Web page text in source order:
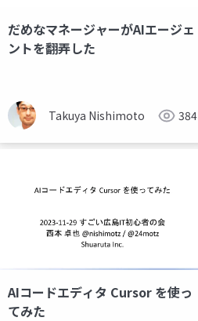
だめなマネージャーがAIエージェ
ントを翻弄した
Takuya Nishimoto 384
AIコードエディタ Cursor を使っ
てみた